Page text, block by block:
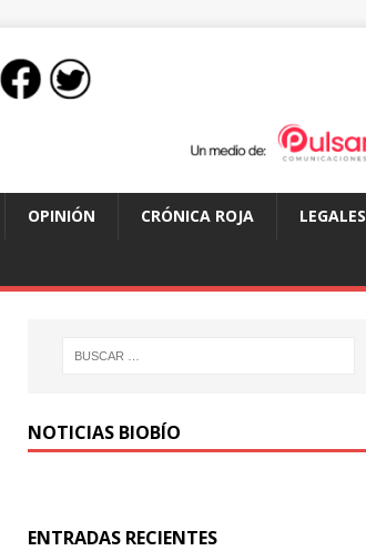
OPINIÓN CRÓNICA ROJA LEGALES
NOTICIAS BIOBÍO
ENTRADAS RECIENTES